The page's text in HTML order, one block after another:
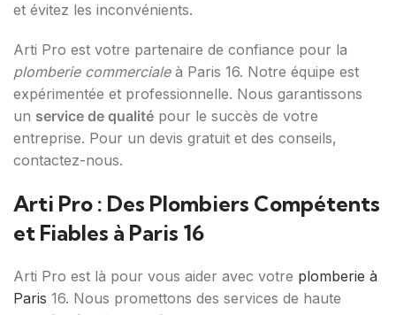
et évitez les inconvénients.
Arti Pro est votre partenaire de confiance pour la
plomberie commercialeà Paris 16. Notre équipe est
expérimentée et professionnelle. Nous garantissons
un service de qualité pour le succès de votre
entreprise. Pour un devis gratuit et des conseils,
contactez-nous.
Arti Pro : Des Plombiers Compétents
et Fiables à Paris 16
Arti Pro est là pour vous aider avec votre plomberie à
Paris 16. Nous promettons des services de haute